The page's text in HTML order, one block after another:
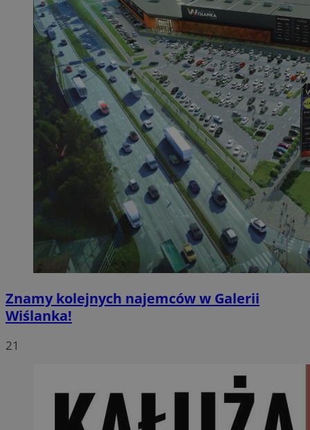
Znamy kolejnych najemców w Galerii
Wiślanka!
21